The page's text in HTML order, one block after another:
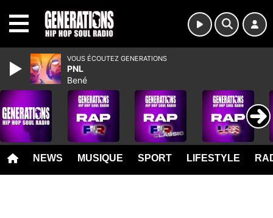
NEWS MUSIQUE SPORT LIFESTYLE
VOUS ÉCOUTEZ GENERATIONS
PNL
Bené